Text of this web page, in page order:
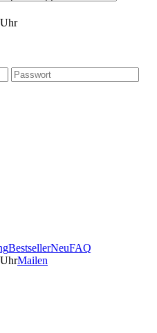
BestsellerNeuFAQ
Mailen